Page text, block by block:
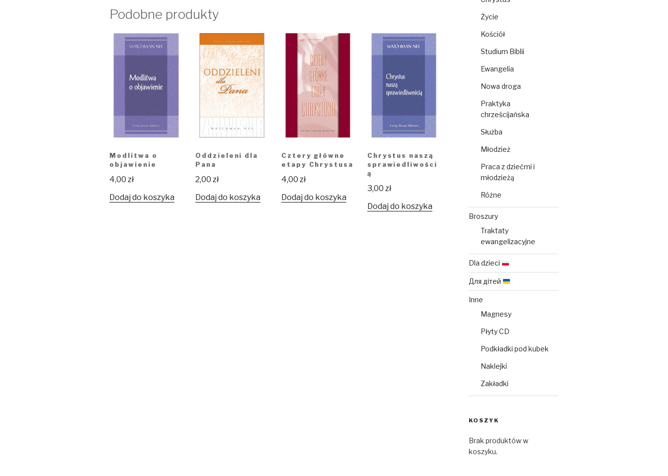
Podobne produkty
Modlitwa o
objawienie
4,00 zł
Dodaj do koszyka
Oddzieleni dla
Pana
2,00 zł
Dodaj do koszyka
Cztery główne
etapy Chrystusa
4,00 zł
Dodaj do koszyka
Chrystus naszą
sprawiedliwości
ą
3,00 zł
Dodaj do koszyka
Życie
Kościół
Studium Biblii
Ewangelia
Nowa droga
Praktyka
chrześcijańska
Służba
Młodzież
Praca z dziećmi i
młodzieżą
Różne
Broszury
Traktaty
ewangelizacyjne
Dla dzieci
Для дітей
Inne
Magnesy
Płyty CD
Podkładki pod kubek
Naklejki
Zakładki
KOSZYK
Brak produktów w
koszyku.